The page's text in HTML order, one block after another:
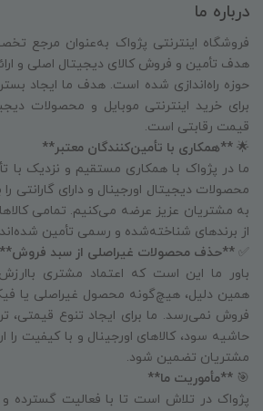
درباره ما
فروشگاه اینترنتی پژواک به‌عنوان مرجع
هدف تأمین و فروش کالای دیجیتال اصلی و
حوزه راه‌اندازی شده است. هدف ما ایجاد
برای خرید اینترنتی موبایل و محصولات
قیمت رقابتی است.
🌟 **همکاری با تأمین‌کنندگان معتبر**
ما در پژواک با همکاری مستقیم و نزدیک با
محصولات دیجیتال اورجینال و دارای گارانتی
به مشتریان عزیز عرضه می‌کنیم. تمامی
از برندهای شناخته‌شده و رسمی تأمین
✅ **حذف محصولات غیراصلی از سبد فروش**
باور ما این است که اعتماد مشتری
همین دلیل، هیچ‌گونه محصول غیراصلی یا
فروش نمی‌رسد. ما برای ایجاد تنوع
حاشیه سود، کالاهای اورجینال و با کیفیت را
مشتریان تضمین شود.
🎯 **مأموریت ما**
پژواک در تلاش است تا با فعالیت